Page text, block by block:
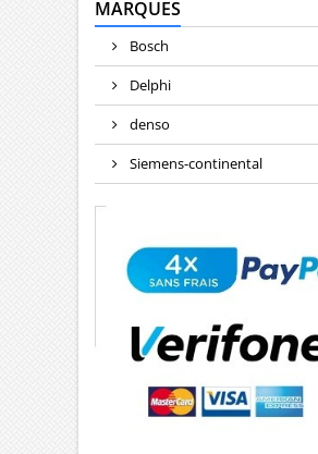
MARQUES
Bosch
Delphi
denso
Siemens-continental